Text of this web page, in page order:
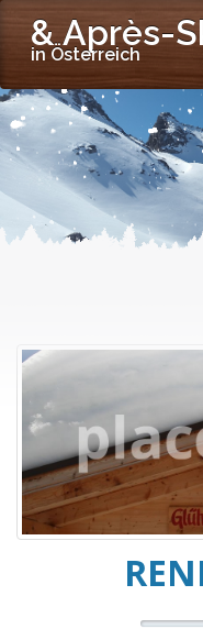
& Après-
in Österreich